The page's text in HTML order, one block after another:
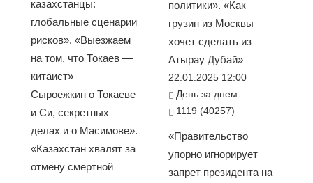
казахстанцы:
глобальные сценарии
рисков». «Выезжаем
на том, что Токаев —
китаист» —
Сыроежкин о Токаеве
и Си, секретных
делах и о Масимове».
«Казахстан хвалят за
отмену смертной
политики». «Как
грузин из Москвы
хочет сделать из
Атырау Дубай»
22.01.2025 12:00
День за днем
1119 (40257)
«Правительство
упорно игнорирует
запрет президента на